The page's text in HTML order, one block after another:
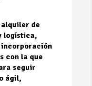
de
logística,
con la que
seguir
ágil,